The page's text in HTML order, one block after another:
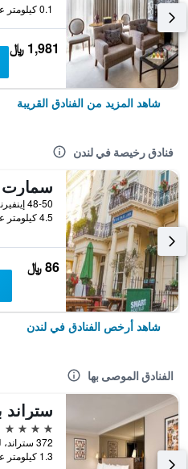
0.1 كيلومتر عن وسط المدينة
1,981 ﷼
شاهد المزيد من الفنادق القريبة
فنادق رخيصة في لندن
4.5 كيلومتر عن وسط المدينة
86 ﷼
شاهد أرخص الفنادق في لندن
الفنادق الموصى بها
4 نجوم
1.3 كيلومتر عن وسط المدينة